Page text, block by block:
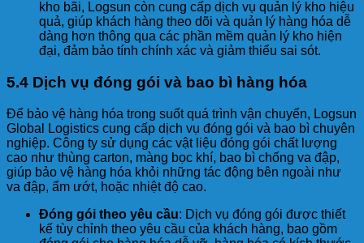
kho bãi, Logsun còn cung cấp dịch vụ quản lý kho hiệu
quả, giúp khách hàng theo dõi và quản lý hàng hóa dễ
dàng hơn thông qua các phần mềm quản lý kho hiện
đại, đảm bảo tính chính xác và giảm thiểu sai sót.
5.4 Dịch vụ đóng gói và bao bì hàng hóa
Để bảo vệ hàng hóa trong suốt quá trình vận chuyển, Logsun
Global Logistics cung cấp dịch vụ đóng gói và bao bì chuyên
nghiệp. Công ty sử dụng các vật liệu đóng gói chất lượng
cao như thùng carton, màng bọc khí, bao bì chống va đập,
giúp bảo vệ hàng hóa khỏi những tác động bên ngoài như
va đập, ẩm ướt, hoặc nhiệt độ cao.
Đóng gói theo yêu cầu: Dịch vụ đóng gói được thiết
kế tùy chỉnh theo yêu cầu của khách hàng, bao gồm